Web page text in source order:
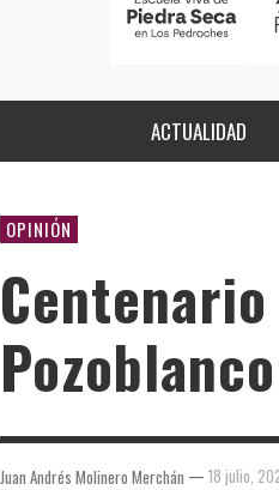
ACTUALIDAD
OPINIÓN
Pozoblanco
Juan Andrés Molinero Merchán — 18 julio,